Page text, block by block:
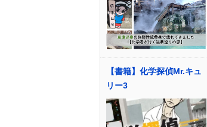
【書籍】化学探偵Mr.キュ
リー3